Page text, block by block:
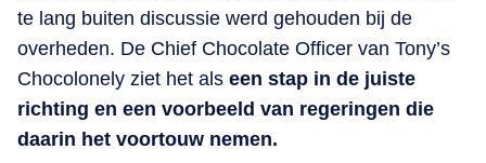
te lang buiten discussie werd gehouden bij de
overheden. De Chief Chocolate Officer van Tony’s
Chocolonely ziet het als een stap in de juiste
richting en een voorbeeld van regeringen die
daarin het voortouw nemen.